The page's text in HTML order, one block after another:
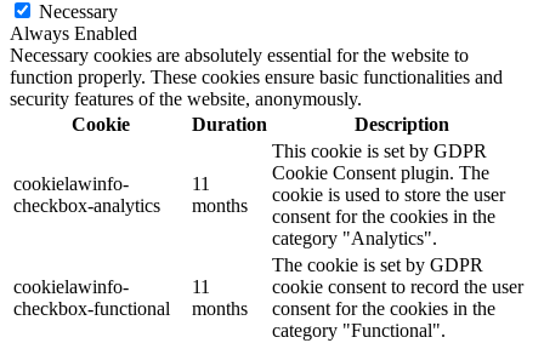
Necessary
Always Enabled
Necessary cookies are absolutely essential for the website to
function properly. These cookies ensure basic functionalities and
security features of the website, anonymously.
Cookie
Duration Description
cookielawinfo-
checkbox-analytics
11
months
This cookie is set by GDPR
Cookie Consent plugin. The
cookie is used to store the user
consent for the cookies in the
category "Analytics".
cookielawinfo-
checkbox-functional
11
months
The cookie is set by GDPR
cookie consent to record the user
consent for the cookies in the
category "Functional".